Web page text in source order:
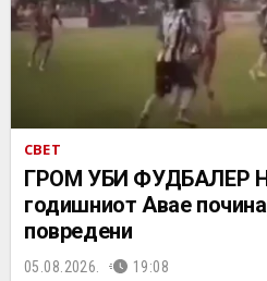
СВЕТ
ГРОМ УБИ ФУДБАЛЕР
годишниот Авае
повредени
05.08.2026. 19:08